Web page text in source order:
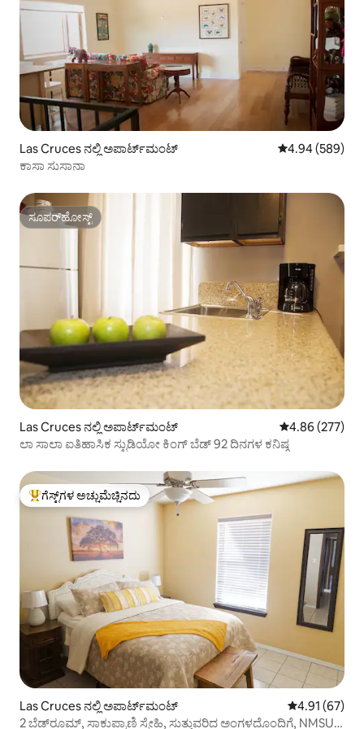
Las Cruces ನಲ್ಲಿ ಅಪಾರ್ಟ್‌ಮಂಟ್ 5 ರಲ್ಲಿ 4.94
4.94 (589)
ಕಾಸಾ ಸುಸಾನಾ
ಸೂಪರ್‌ಹೋಸ್ಟ್
ಸೂಪರ್‌ಹೋಸ್ಟ್
Las Cruces ನಲ್ಲಿ ಅಪಾರ್ಟ್‌ಮಂಟ್ 5 ರಲ್ಲಿ 4.86
4.86 (277)
ಲಾ ಸಾಲಾ ಐತಿಹಾಸಿಕ ಸ್ಟುಡಿಯೋ ಕಿಂಗ್ ಬೆಡ್ 92 ದಿನಗಳ ಕನಿಷ್ಠ
ಗೆಸ್ಟ್‌ಗಳಿಗೆ ಅತಿ ಹೆಚ್ಚು ಅಚ್ಚುಮೆಚ್ಚಿನದು
ಗೆಸ್ಟ್‌ಗಳ ಅಚ್ಚುಮೆಚ್ಚಿನದು
Las Cruces ನಲ್ಲಿ ಅಪಾರ್ಟ್‌ಮಂಟ್ 5 ರಲ್ಲಿ 4.91
4.91 (67)
2 ಬೆಡ್‌ರೂಮ್, ಸಾಕುಪ್ರಾಣಿ ಸ್ನೇಹಿ, ಸುತ್ತುವರಿದ ಅಂಗಳದೊಂದಿಗೆ, NMSU